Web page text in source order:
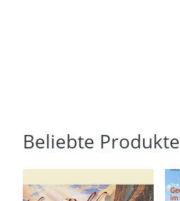
Beliebte Produkte